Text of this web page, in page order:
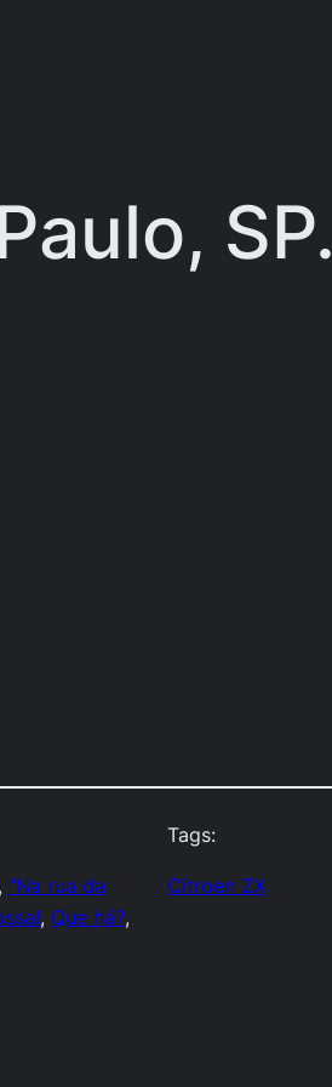
SP.
"Na rua da
, Que há?
Tags:
Citroen ZX